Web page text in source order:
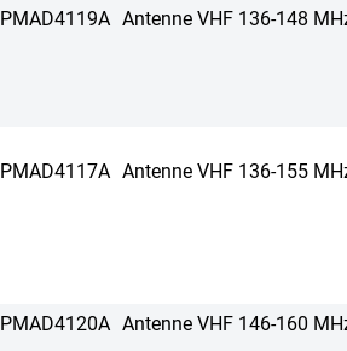
PMAD4119A Antenne VHF 136-148
PMAD4117A Antenne VHF 136-155
PMAD4120A Antenne VHF 146-160